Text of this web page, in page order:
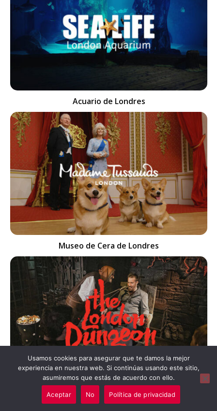
Acuario de Londres
Museo de Cera de Londres
The London Dungeon
Usamos cookies para asegurar que te damos la mejor
experiencia en nuestra web. Si continúas usando este sitio,
asumiremos que estás de acuerdo con ello.
Aceptar No Política de privacidad